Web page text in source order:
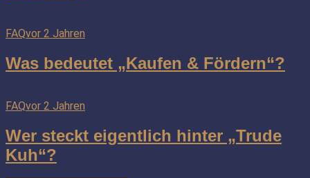
FAQvor 2 Jahren
Was bedeutet „Kaufen & Fördern“?
FAQvor 2 Jahren
Wer steckt eigentlich hinter „Trude
Kuh“?